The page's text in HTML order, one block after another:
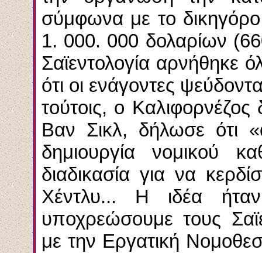
σύμφωνα με το
1. 000. 000 δολαρίων
Σαϊεντολογία αρνήθηκε
ότι οι ενάγοντες
τούτοις, ο
Βαν Σικλ, δήλωσε ότι
δημιουργία νομικού
διαδικασία για να
Χέντλυ... Η ιδέα
υποχρεώσουμε τους
με την Εργατική